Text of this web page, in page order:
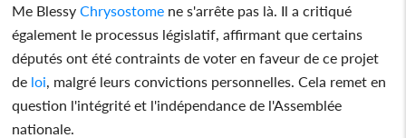
Me BlessyChrysostome ne s'arrête pas là. Il a critiqué
également le processus législatif, affirmant que certains
députés ont été contraints de voter en faveur de ce projet
de loi , malgré leurs convictions personnelles. Cela remet en
question l'intégrité et l'indépendance de l'Assemblée
nationale.